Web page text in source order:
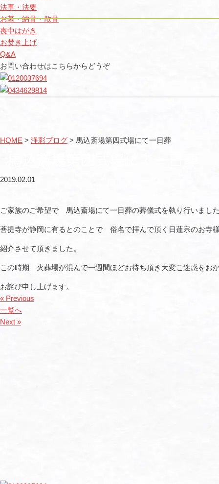
法事・法要
お墓・納骨・散骨
喪中はがき
お焚き上げ
Q&A
お問い合わせはこちらからどうぞ
HOME > 浄彩ブログ > 馬込斎場第四式場にて一日葬
2019.02.01
ご家族のご希望で 馬込斎場にて一日葬の葬儀式を執り行いまし
菩提寺が静岡に有るとのことで 俗名で拝んで頂く日蓮宗のお寺
紹介させて頂きました。
この時期 火葬場が混んで一週間ほどお待ち頂き大変ご迷惑をお
お詫び申し上げます。
« Previous
一覧へ
Next »